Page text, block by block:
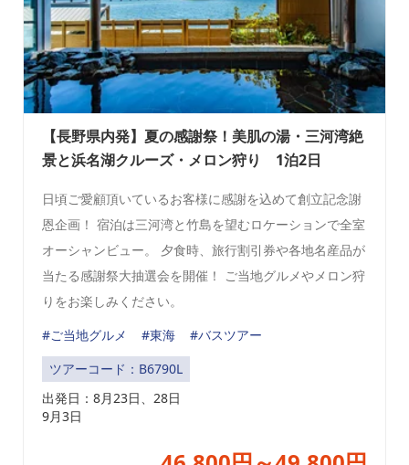
【長野県内発】夏の感謝祭！美肌の湯・三河湾絶
景と浜名湖クルーズ・メロン狩り 1泊2日
日頃ご愛顧頂いているお客様に感謝を込めて創立記念謝
恩企画！ 宿泊は三河湾と竹島を望むロケーションで全室
オーシャンビュー。 夕食時、旅行割引券や各地名産品が
当たる感謝祭大抽選会を開催！ ご当地グルメやメロン狩
りをお楽しみください。
#ご当地グルメ
#東海
#バスツアー
ツアーコード：B6790L
出発日： 8月23日、28日
9月3日